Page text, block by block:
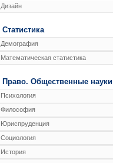
Дизайн
Статистика
Демография
Математическая статистика
Право. Общественные науки
Психология
Философия
Юриспруденция
Социология
История